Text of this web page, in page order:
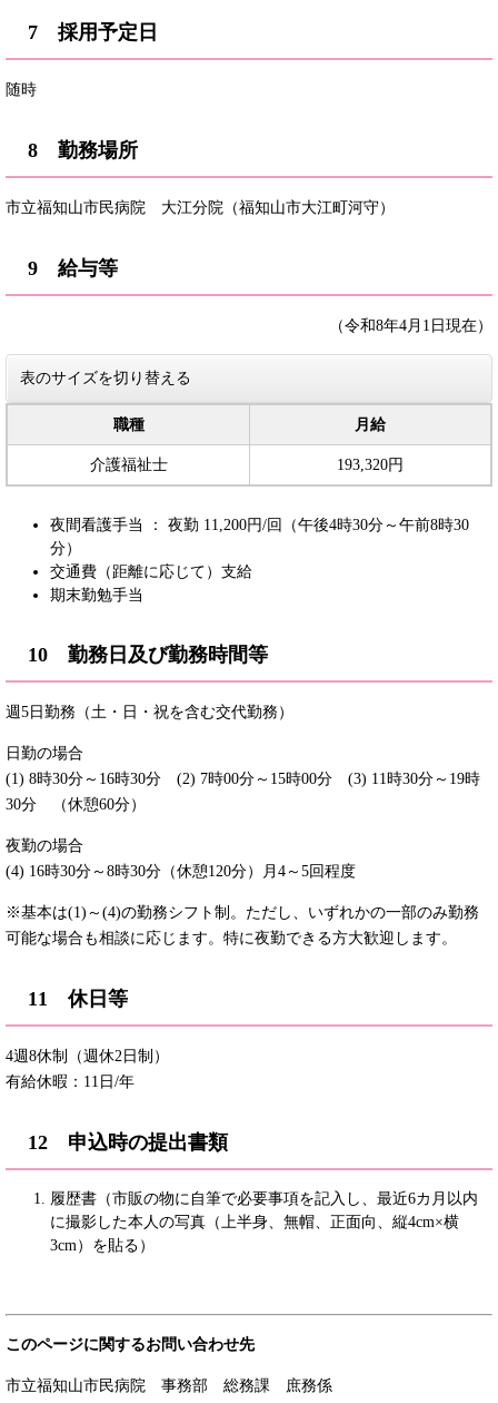
7 採用予定日
随時
8 勤務場所
市立福知山市民病院 大江分院（福知山市大江町河守）
9 給与等
（令和8年4月1日現在）
表のサイズを切り替える
職種 月給
介護福祉士 193,320円
夜間看護手当 ： 夜勤 11,200円/回（午後4時30分～午前8時30
分）
交通費（距離に応じて）支給
期末勤勉手当
10 勤務日及び勤務時間等
週5日勤務（土・日・祝を含む交代勤務）
日勤の場合
(1) 8時30分～16時30分 (2) 7時00分～15時00分 (3) 11時30分～19時
30分 （休憩60分）
夜勤の場合
(4) 16時30分～8時30分（休憩120分）月4～5回程度
※基本は(1)～(4)の勤務シフト制。ただし、いずれかの一部のみ勤務
可能な場合も相談に応じます。特に夜勤できる方大歓迎します。
11 休日等
4週8休制（週休2日制）
有給休暇：11日/年
12 申込時の提出書類
履歴書（市販の物に自筆で必要事項を記入し、最近6カ月以内
に撮影した本人の写真（上半身、無帽、正面向、縦4cm×横
3cm）を貼る）
このページに関するお問い合わせ先
市立福知山市民病院 事務部 総務課 庶務係